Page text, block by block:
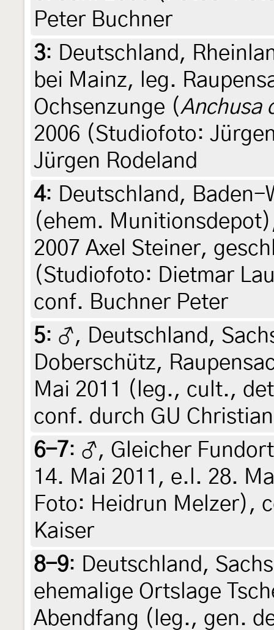
Peter Buchner
3: Deutschland,
bei Mainz, leg.
Ochsenzunge (Anchusa
2006 (Studiofoto:
Jürgen Rodeland
4: Deutschland,
(ehem.
2007 Axel Steiner,
(Studiofoto: Dietmar
conf. Buchner Peter
5: ♂, Deutschland,
Doberschütz,
Mai 2011 (leg., cult.,
conf. durch GU
6-7: ♂, Gleicher
14. Mai 2011, e.l. 28.
Foto: Heidrun Melzer),
Kaiser
8-9: Deutschland,
ehemalige Ortslage
Abendfang (leg., gen.